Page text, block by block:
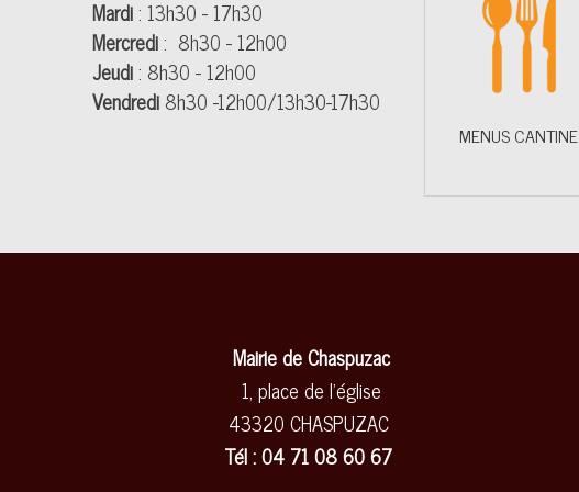
Mardi: 13h30 - 17h30
Mercredi: 8h30 - 12h00
Jeudi: 8h30 - 12h00
Vendredi 8h30 -12h00/13h30-17h30
MENUS CANTINE
Mairie de Chaspuzac
1, place de l'église
43320 CHASPUZAC
Tél : 04 71 08 60 67